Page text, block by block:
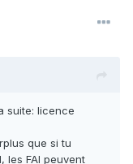
suite: licence
que si tu
les FAI peuvent